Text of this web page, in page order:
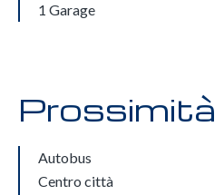
1 Garage
Prossimità
Autobus
Centro città